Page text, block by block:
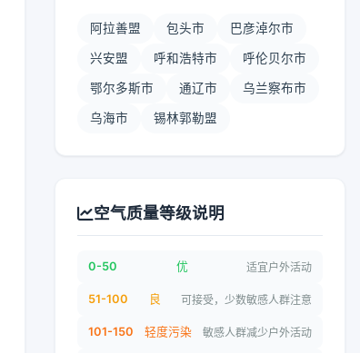
阿拉善盟 包头市 巴彦淖尔市
兴安盟 呼和浩特市 呼伦贝尔市
鄂尔多斯市 通辽市 乌兰察布市
乌海市 锡林郭勒盟
空气质量等级说明
0-50 优 适宜户外活动
51-100 良 可接受，少数敏感人群注意
101-150 轻度污染 敏感人群减少户外活动